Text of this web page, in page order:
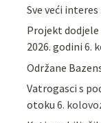
Sve veći
Projekt dodjele
2026. godini 6.
Održane
Vatrogasci s
otoku 6.